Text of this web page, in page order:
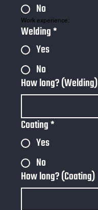
No
Work experience:
Welding*
Yes
No
How long? (Welding)
Coating*
Yes
No
How long? (Coating)